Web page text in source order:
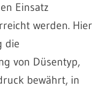
Einsatz
werden. Hier
die
von Düsentyp,
bewährt, in